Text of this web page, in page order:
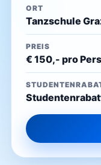
ORT
Tanzschule
PREIS
€ 150,- pro